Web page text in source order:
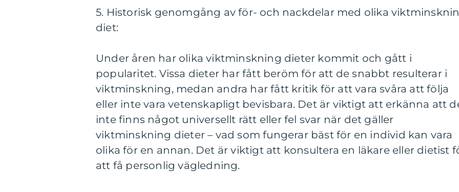
5. Historisk genomgång av för- och nackdelar med olika
diet:
Under åren har olika viktminskning dieter kommit och gått i
popularitet. Vissa dieter har fått beröm för att de snabbt resulterar i
viktminskning, medan andra har fått kritik för att vara svåra att följa
eller inte vara vetenskapligt bevisbara. Det är viktigt att erkänna att
inte finns något universellt rätt eller fel svar när det gäller
viktminskning dieter – vad som fungerar bäst för en individ kan vara
olika för en annan. Det är viktigt att konsultera en läkare eller dietist
att få personlig vägledning.